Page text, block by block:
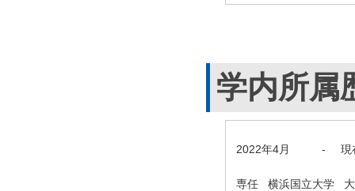
学内所属
2022年4月 - 現
専任 横浜国立大学